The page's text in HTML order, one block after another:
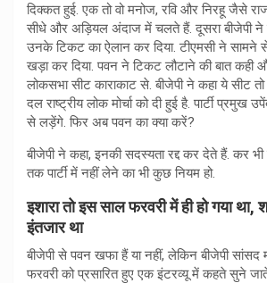
दिक्कत हुई. एक तो वो मनोज, रवि और निरहू जैसे
सीधे और अड़ियल अंदाज में चलते हैं. दूसरा बीजेपी
उनके टिकट का ऐलान कर दिया. टीएमसी ने सामने
खड़ा कर दिया. पवन ने टिकट लौटाने की बात कही
लोकसभा सीट काराकाट से. बीजेपी ने कहा ये सीट
दल राष्ट्रीय लोक मोर्चा को दी हुई है. पार्टी प्रमुख
से लड़ेंगे. फिर अब पवन का क्या करें?
बीजेपी ने कहा, इनकी सदस्यता रद्द कर देते हैं. कर
तक पार्टी में नहीं लेने का भी कुछ नियम हो.
इशारा तो इस साल फरवरी में ही हो गया था,
इंतजार था
बीजेपी से पवन खफा हैं या नहीं, लेकिन बीजेपी सांसद
फरवरी को प्रसारित हुए एक इंटरव्यू में कहते सुने